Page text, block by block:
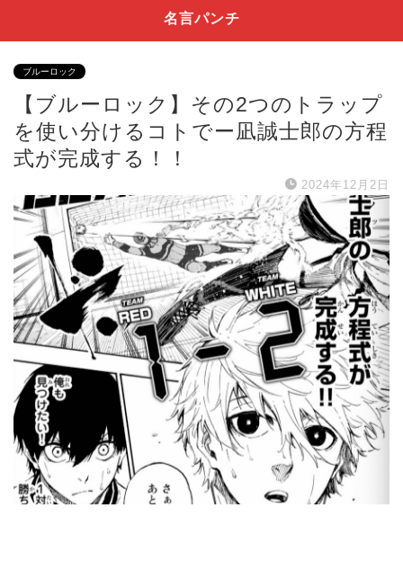
名言パンチ
ブルーロック
【ブルーロック】その2つのトラップ
を使い分けるコトでー凪誠士郎の方程
式が完成する！！
2024年12月2日